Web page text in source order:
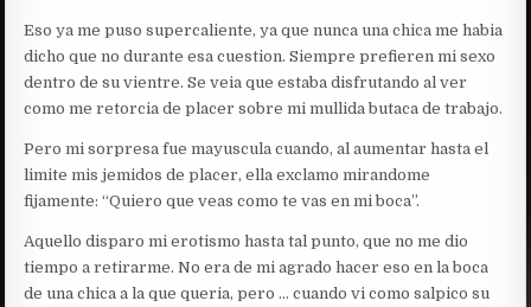
Eso ya me puso supercaliente, ya que nunca una chica me habia
dicho que no durante esa cuestion. Siempre prefieren mi sexo
dentro de su vientre. Se veia que estaba disfrutando al ver
como me retorcia de placer sobre mi mullida butaca de trabajo.
Pero mi sorpresa fue mayuscula cuando, al aumentar hasta el
limite mis jemidos de placer, ella exclamo mirandome
fijamente: “Quiero que veas como te vas en mi boca”.
Aquello disparo mi erotismo hasta tal punto, que no me dio
tiempo a retirarme. No era de mi agrado hacer eso en la boca
de una chica a la que queria, pero … cuando vi como salpico su